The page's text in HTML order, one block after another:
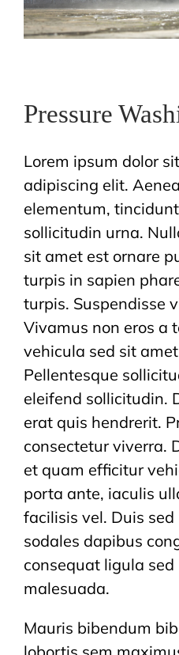
Pressure
Lorem ipsum dolor
adipiscing elit.
elementum,
sollicitudin urna.
sit amet est ornare
turpis in sapien
turpis. Suspendisse
Vivamus non eros a
vehicula sed sit
Pellentesque
eleifend sollicitudin.
erat quis hendrerit.
consectetur viverra.
et quam efficitur
porta ante, iaculis
facilisis vel. Duis
sodales dapibus
consequat ligula
malesuada.
Mauris bibendum